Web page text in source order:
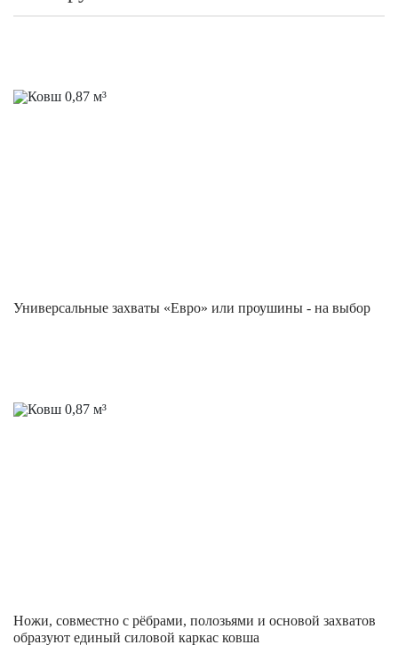
Универсальные захваты «Евро» или проушины - на выбор
Ножи, совместно с рёбрами, полозьями и основой захватов
образуют единый силовой каркас ковша